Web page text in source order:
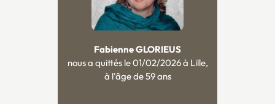
Fabienne GLORIEUS
nous a quittés le 01/02/2026 à Lille,
à l'âge de 59 ans